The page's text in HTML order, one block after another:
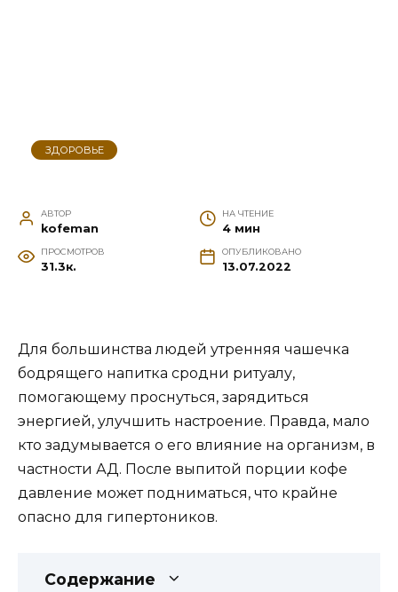
ЗДОРОВЬЕ
АВТОР
kofeman
НА ЧТЕНИЕ
4 мин
ПРОСМОТРОВ
31.3к.
ОПУБЛИКОВАНО
13.07.2022
Для большинства людей утренняя чашечка
бодрящего напитка сродни ритуалу,
помогающему проснуться, зарядиться
энергией, улучшить настроение. Правда, мало
кто задумывается о его влияние на организм, в
частности АД. После выпитой порции кофе
давление может подниматься, что крайне
опасно для гипертоников.
Содержание